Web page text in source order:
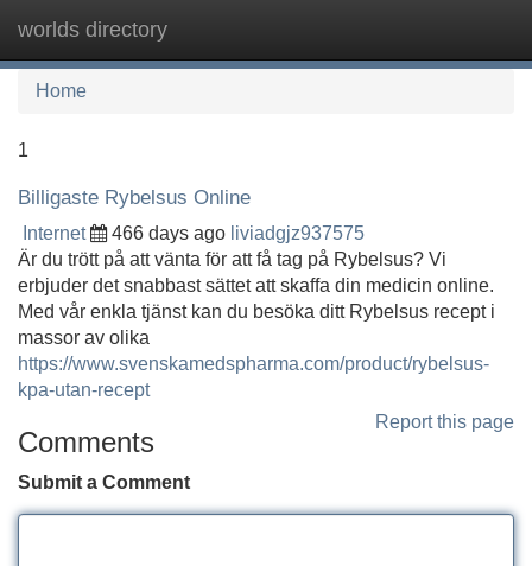
worlds directory
Home
1
Billigaste Rybelsus Online
Internet 466 days ago liviadgjz937575
Är du trött på att vänta för att få tag på Rybelsus? Vi
erbjuder det snabbast sättet att skaffa din medicin online.
Med vår enkla tjänst kan du besöka ditt Rybelsus recept i
massor av olika
https://www.svenskamedspharma.com/product/rybelsus-
kpa-utan-recept
Report this page
Comments
Submit a Comment